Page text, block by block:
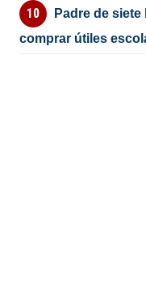
Padre de
comprar útiles